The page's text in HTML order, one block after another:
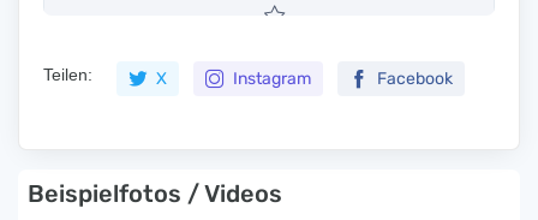
Teilen: X Instagram Facebook
Beispielfotos / Videos